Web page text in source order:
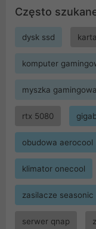
Często
dysk ssd
komputer
myszka gamingowa
rtx 5080
obudowa aerocool
klimator onecool
zasilacze seasonic
serwer qnap